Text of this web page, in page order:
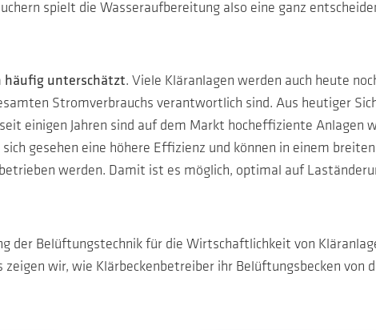
spielt die Wasseraufbereitung also eine ganz
häufig unterschätzt. Viele Kläranlagen werden auch heute
Stromverbrauchs verantwortlich sind. Aus heutiger
einigen Jahren sind auf dem Markt hocheffiziente Anlagen
gesehen eine höhere Effizienz und können in einem
werden. Damit ist es möglich, optimal auf
der Belüftungstechnik für die Wirtschaftlichkeit von
wir, wie Klärbeckenbetreiber ihr Belüftungsbecken von